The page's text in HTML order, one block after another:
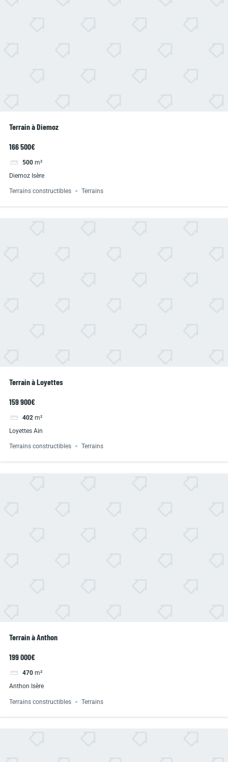
Terrain à Diemoz
166 500€
500 m²
Diemoz Isère
Terrains constructibles Terrains
Terrain à Loyettes
159 900€
402 m²
Loyettes Ain
Terrains constructibles Terrains
Terrain à Anthon
199 000€
470 m²
Anthon Isère
Terrains constructibles Terrains